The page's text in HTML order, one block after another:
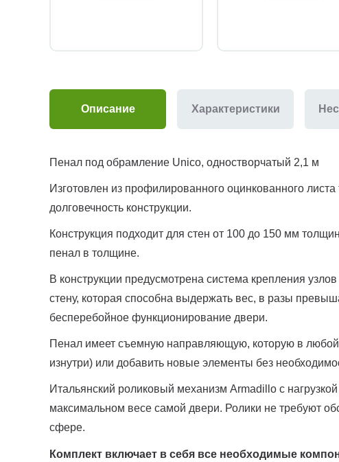
Описание Характеристики
Пенал под обрамление Unico, одностворчатый 2,1 м
Изготовлен из профилированного оцинкованного
долговечность конструкции.
Конструкция подходит для стен от 100 до 150 мм
пенал в толщине.
В конструкции предусмотрена система крепления
стену, которая способна выдержать вес, в разы
бесперебойное функционирование двери.
Пенал имеет съемную направляющую, которую в любой
изнутри) или добавить новые элементы без
Итальянский роликовый механизм Armadillo с
максимальном весе самой двери. Ролики не требуют
сфере.
Комплект включает в себя все необходимые